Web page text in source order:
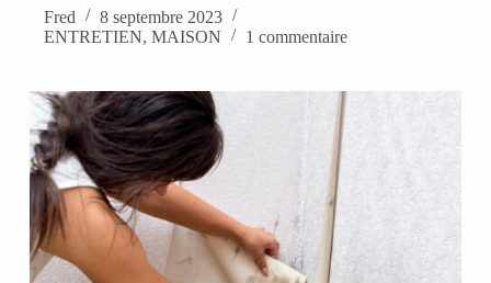
Fred
8 septembre 2023
ENTRETIEN, MAISON 1 commentaire